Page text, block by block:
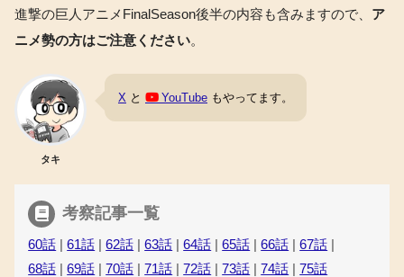
進撃の巨人アニメFinalSeason後半の内容も含みますので、 ア
ニメ勢の方はご注意ください。
タキ
X と YouTube もやってます。
考察記事一覧
60話 |61話 |62話 |63話 |64話 |65話 |66話 |67話
68話 |69話 |70話 |71話 |72話 |73話 |74話 |75話